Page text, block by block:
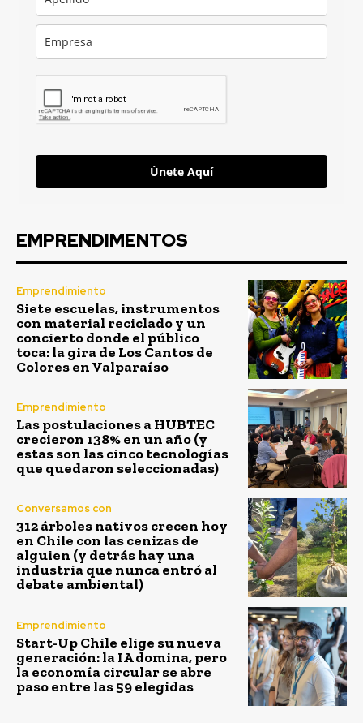
Únete Aquí
EMPRENDIMENTOS
Emprendimiento
Siete escuelas, instrumentos
con material reciclado y un
concierto donde el público
toca: la gira de Los Cantos de
Colores en Valparaíso
Emprendimiento
Las postulaciones a HUBTEC
crecieron 138% en un año (y
estas son las cinco tecnologías
que quedaron seleccionadas)
Conversamos con
312 árboles nativos crecen hoy
en Chile con las cenizas de
alguien (y detrás hay una
industria que nunca entró al
debate ambiental)
Emprendimiento
Start-Up Chile elige su nueva
generación: la IA domina, pero
la economía circular se abre
paso entre las 59 elegidas